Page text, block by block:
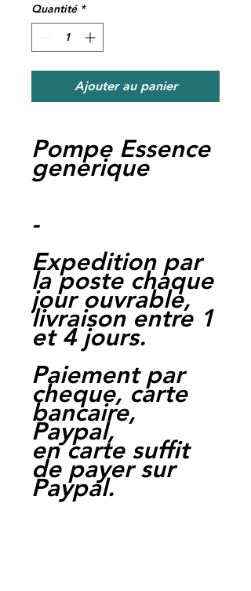
Quantité *
Ajouter au panier
Pompe Essence
generique
-
Expedition par
la poste chaque
jour ouvrable,
livraison entre 1
et 4 jours.
Paiement par
cheque, carte
bancaire,
Paypal,
en carte suffit
de payer sur
Paypal.